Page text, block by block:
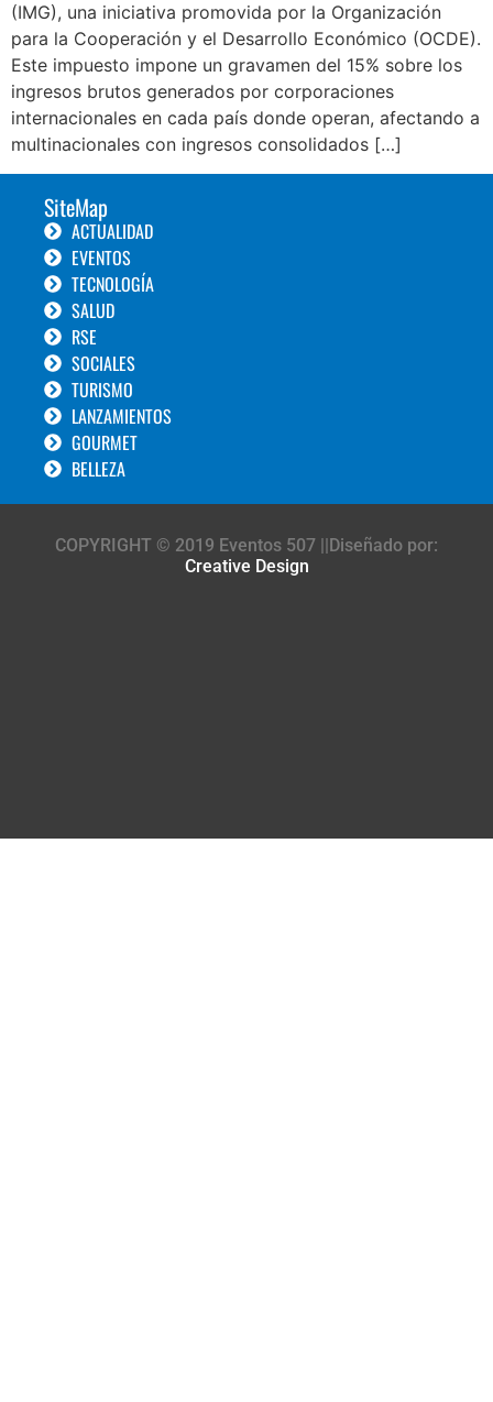
(IMG), una iniciativa promovida por la Organización
para la Cooperación y el Desarrollo Económico (OCDE).
Este impuesto impone un gravamen del 15% sobre los
ingresos brutos generados por corporaciones
internacionales en cada país donde operan, afectando a
multinacionales con ingresos consolidados […]
SiteMap
ACTUALIDAD
EVENTOS
TECNOLOGÍA
SALUD
RSE
SOCIALES
TURISMO
LANZAMIENTOS
GOURMET
BELLEZA
COPYRIGHT © 2019 Eventos 507 ||Diseñado por:
Creative Design